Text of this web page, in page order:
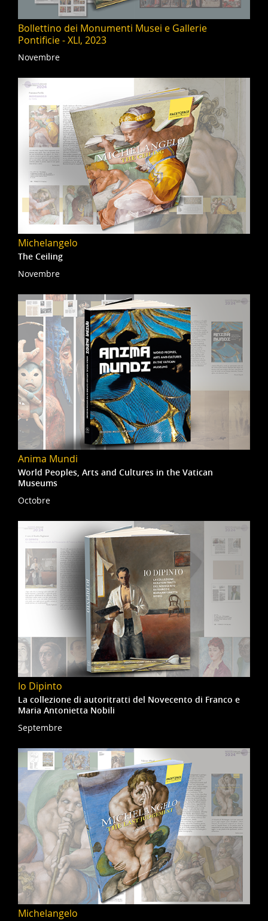
Bollettino dei Monumenti Musei e Gallerie
Pontificie - XLI, 2023
Novembre
Michelangelo
The Ceiling
Novembre
Anima Mundi
World Peoples, Arts and Cultures in the Vatican
Museums
Octobre
Io Dipinto
La collezione di autoritratti del Novecento di Franco e
Maria Antonietta Nobili
Septembre
Michelangelo